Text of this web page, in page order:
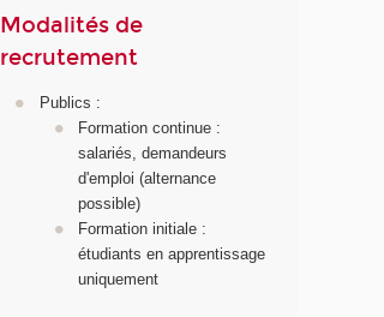
Modalités de
recrutement
Publics :
Formation continue :
salariés, demandeurs
d'emploi (alternance
possible)
Formation initiale :
étudiants en apprentissage
uniquement